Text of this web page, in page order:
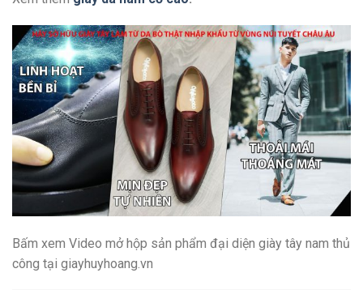
Bấm xem Video mở hộp sản phẩm đại diện giày tây nam thủ
công tại giayhuyhoang.vn